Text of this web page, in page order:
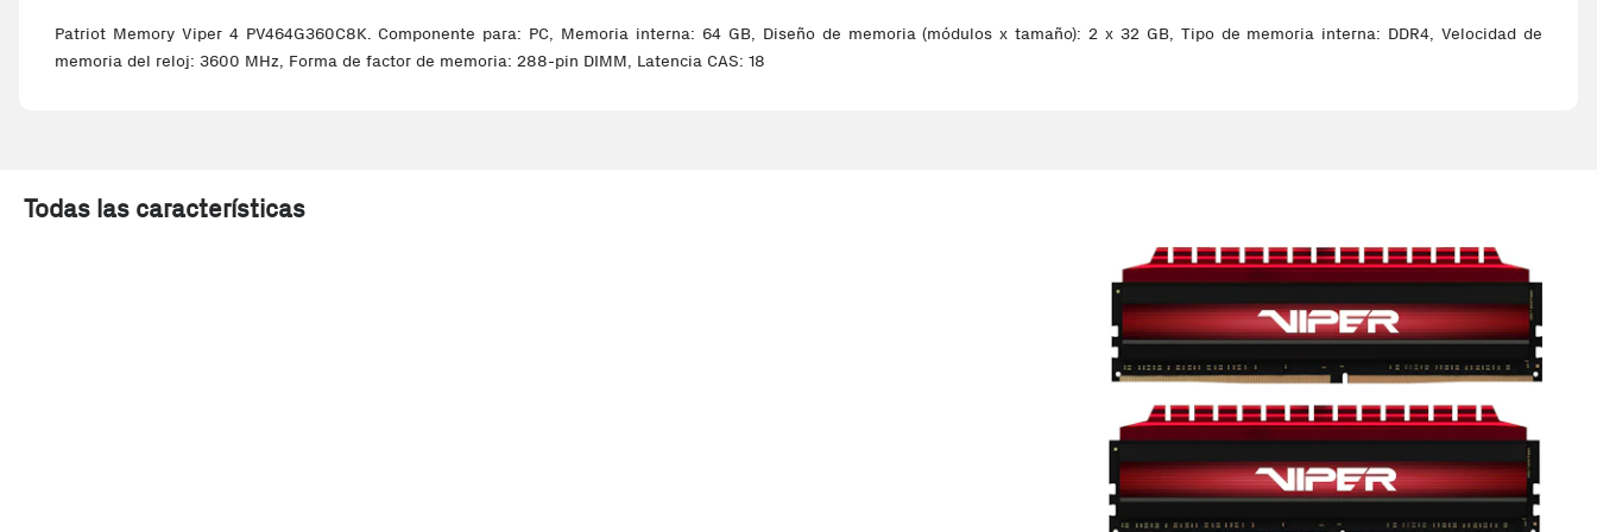
Patriot Memory Viper 4 PV464G360C8K. Componente para: PC, Memoria interna: 64 GB, Diseño de memoria (módulos x tamaño): 2 x 32 GB, Tipo de memoria interna: DDR4, Velocidad de
memoria del reloj: 3600 MHz, Forma de factor de memoria: 288-pin DIMM, Latencia CAS: 18
Todas las características